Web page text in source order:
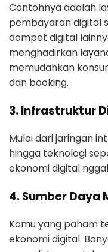
Contohnya adalah
pembayaran digital
dompet digital
menghadirkan
memudahkan
dan booking.
3. Infrastruktur
Mulai dari jaringan
hingga teknologi
ekonomi digital
4. Sumber Daya
Kamu yang paham
ekonomi digital.